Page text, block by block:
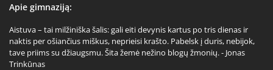
Apie gimnaziją:
Aistuva – tai milžiniška šalis: gali eiti devynis kartus po tris dienas ir
naktis per ošiančius miškus, neprieisi krašto. Pabelsk į duris, nebijok,
tave priims su džiaugsmu. Šita žemė nežino blogų žmonių. - Jonas
Trinkūnas